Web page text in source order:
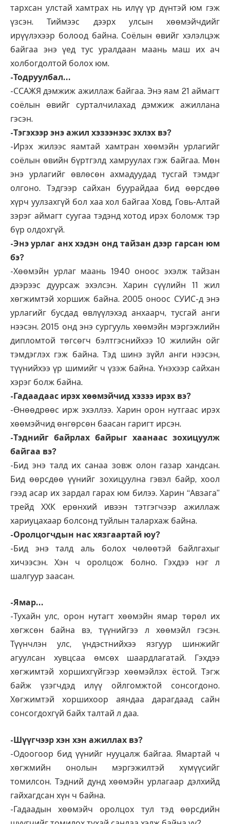
тархсан улстай хамтрах нь илүү үр дүнтэй юм гэж
үзсэн. Тиймээс дээрх улсын хөөмэйчдийг
ирүүлэхээр болоод байна. Соёлын өвийг хэлэлцэж
байгаа энэ үед тус уралдаан маань маш их ач
холбогдолтой болох юм.
-Тодруулбал…
-ССАЖЯ дэмжиж ажиллаж байгаа. Энэ яам 21 аймагт
соёлын өвийг сурталчилахад дэмжиж ажиллана
гэсэн.
-Тэгэхээр энэ ажил хэзээнээс эхлэх вэ?
-Ирэх жилээс яамтай хамтран хөөмэйн урлагийг
соёлын өвийн бүртгэлд хамруулах гэж байгаа. Мөн
энэ урлагийг өвлөсөн ахмадуудад тусгай тэмдэг
олгоно. Тэдгээр сайхан буурайдаа бид өөрсдөө
хүрч уулзахгүй бол хаа хол байгаа Ховд, Говь-Алтай
зэрэг аймагт суугаа тэдэнд хотод ирэх боломж тэр
бүр олдохгүй.
-Энэ урлаг анх хэдэн онд тайзан дээр гарсан юм
бэ?
-Хөөмэйн урлаг маань 1940 оноос эхэлж тайзан
дээрээс дуурсаж эхэлсэн. Харин сүүлийн 11 жил
хөгжимтэй хоршиж байна. 2005 оноос СУИС-д энэ
урлагийг бусдад өвлүүлэхэд анхаарч, тусгай анги
нээсэн. 2015 онд энэ сургууль хөөмэйн мэргэжлийн
дипломтой төгсөгч бэлтгэснийхээ 10 жилийн ойг
тэмдэглэх гэж байна. Тэд шинэ зүйл анги нээсэн,
түүнийхээ үр шимийг ч үзэж байна. Үнэхээр сайхан
хэрэг болж байна.
-Гадаадаас ирэх хөөмэйчид хэзээ ирэх вэ?
-Өнөөдрөөс ирж эхэллээ. Харин орон нутгаас ирэх
хөөмэйчид өнгөрсөн баасан гаригт ирсэн.
-Тэднийг байрлах байрыг хаанаас зохицуулж
байгаа вэ?
-Бид энэ талд их санаа зовж олон газар хандсан.
Бид өөрсдөө үүнийг зохицуулна гэвэл байр, хоол
гээд асар их зардал гарах юм билээ. Харин “Авзага”
трейд ХХК ерөнхий ивээн тэтгэгчээр ажиллаж
хариуцахаар болсонд туйлын талархаж байна.
-Оролцогчдын нас хязгаартай юу?
-Бид энэ талд аль болох чөлөөтэй байлгахыг
хичээсэн. Хэн ч оролцож болно. Гэхдээ нэг л
шалгуур заасан.
-Ямар…
-Тухайн улс, орон нутагт хөөмэйн ямар төрөл их
хөгжсөн байна вэ, түүнийгээ л хөөмэйл гэсэн.
Түүнчлэн улс, үндэстнийхээ язгуур шинжийг
агуулсан хувцсаа өмсөх шаардлагатай. Гэхдээ
хөгжимтэй хоршихгүйгээр хөөмэйлэх ёстой. Тэгж
байж үзэгчдэд илүү ойлгомжтой сонсогдоно.
Хөгжимтэй хоршихоор аяндаа дарагдаад сайн
сонсогдохгүй байх талтай л даа.
-Шүүгчээр хэн хэн ажиллах вэ?
-Одоогоор бид үүнийг нууцалж байгаа. Ямартай ч
хөгжмийн онолын мэргэжилтэй хүмүүсийг
томилсон. Тэдний дунд хөөмэйн урлагаар дэлхийд
гайхагдсан хүн ч байна.
-Гадаадын хөөмэйч оролцох тул тэд өөрсдийн